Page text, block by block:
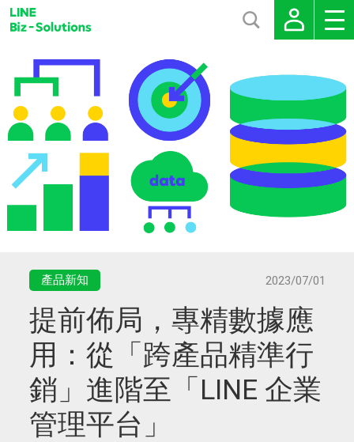
產品新知 2023/07/01
提前佈局，專精數據應
用：從「跨產品精準行
銷」進階至「LINE 企業
管理平台」